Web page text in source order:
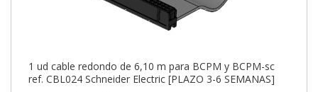
1 ud cable redondo de 6,10 m para BCPM y BCPM-sc
ref. CBL024 Schneider Electric [PLAZO 3-6 SEMANAS]